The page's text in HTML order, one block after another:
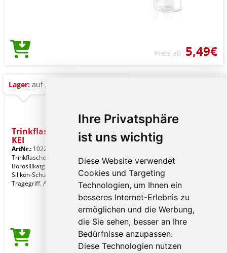
Ihre Privatsphäre
ist uns wichtig
Diese Website verwendet
Cookies und Targeting
Technologien, um Ihnen ein
besseres Internet-Erlebnis zu
ermöglichen und die Werbung,
die Sie sehen, besser an Ihre
Bedürfnisse anzupassen.
Diese Technologien nutzen
Preis ab 5,49€
Lager: auf Anfrage
Trinkflasche Glas 750 ml -
KEI
ArtNr.: 10225507
Trinkflasche aus hochwertigem
Borosilikatglas mit durchbrochener
Silikon-Schutzhülle. Deckel aus PP mit
Tragegriff. Ausl
Preis ab